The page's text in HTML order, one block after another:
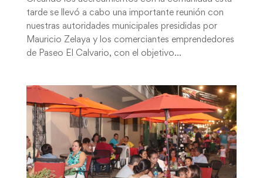
tarde se llevó a cabo una importante reunión con
nuestras autoridades municipales presididas por
Mauricio Zelaya y los comerciantes emprendedores
de Paseo El Calvario, con el objetivo...